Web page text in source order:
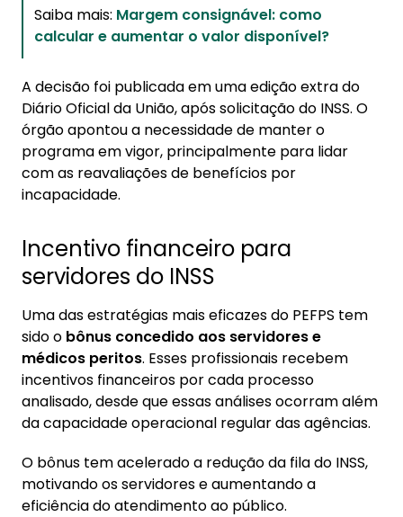
Saiba mais: Margem consignável: como
calcular e aumentar o valor disponível?
A decisão foi publicada em uma edição extra do
Diário Oficial da União, após solicitação do INSS. O
órgão apontou a necessidade de manter o
programa em vigor, principalmente para lidar
com as reavaliações de benefícios por
incapacidade.
Incentivo financeiro para
servidores do INSS
Uma das estratégias mais eficazes do PEFPS tem
sido o bônus concedido aos servidores e
médicos peritos. Esses profissionais recebem
incentivos financeiros por cada processo
analisado, desde que essas análises ocorram além
da capacidade operacional regular das agências.
O bônus tem acelerado a redução da fila do INSS,
motivando os servidores e aumentando a
eficiência do atendimento ao público.